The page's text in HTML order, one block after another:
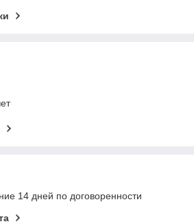
14 дней по договоренности